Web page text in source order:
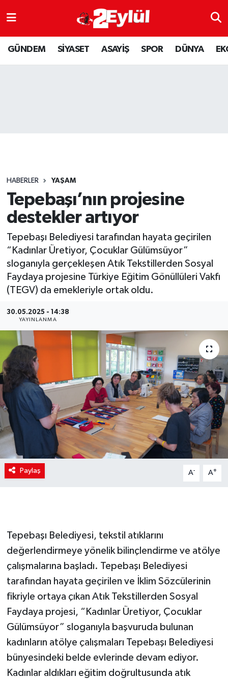
GÜNDEM SİYASET ASAYİŞ SPOR DÜNYA
HABERLER YAŞAM
Tepebaşı’nın projesine
destekler artıyor
Tepebaşı Belediyesi tarafından hayata geçirilen
“Kadınlar Üretiyor, Çocuklar Gülümsüyor”
sloganıyla gerçekleşen Atık Tekstillerden Sosyal
Faydaya projesine Türkiye Eğitim Gönüllüleri Vakfı
(TEGV) da emekleriyle ortak oldu.
30.05.2025 - 14:38
YAYINLANMA
Paylaş A- A+
Tepebaşı Belediyesi, tekstil atıklarını
değerlendirmeye yönelik bilinçlendirme ve atölye
çalışmalarına başladı. Tepebaşı Belediyesi
tarafından hayata geçirilen ve İklim Sözcülerinin
fikriyle ortaya çıkan Atık Tekstillerden Sosyal
Faydaya projesi, “Kadınlar Üretiyor, Çocuklar
Gülümsüyor” sloganıyla başvuruda bulunan
kadınların atölye çalışmaları Tepebaşı Belediyesi
bünyesindeki belde evlerinde devam ediyor.
Kadınlar aldıkları eğitim doğrultusunda atık
ASAYİŞ
DÜNYA
SPOR
YAŞAM
Nöbetçi Eczaneler
Hava Durumu
Son Dakika Haberleri
Haber Arşivi